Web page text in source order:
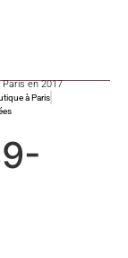
en 2017
à Paris